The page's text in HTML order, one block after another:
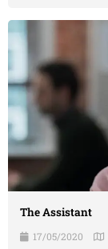
The Assistant
17/05/2020